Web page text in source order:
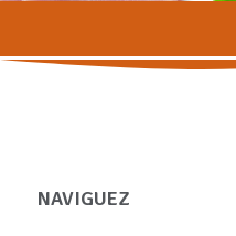
NAVIGUEZ